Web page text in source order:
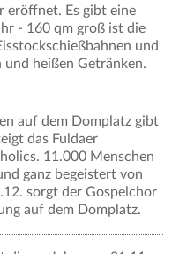
eröffnet. Es gibt eine
- 160 qm groß ist die
und
und heißen Getränken.
auf dem Domplatz gibt
das Fuldaer
11.000 Menschen
ganz begeistert von
sorgt der Gospelchor
auf dem Domplatz.